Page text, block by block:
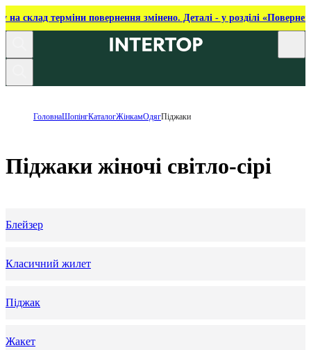
на склад терміни повернення змінено. Деталі - у розділі
ГоловнаШопінгКаталогЖінкамОдягПіджаки
Піджаки жіночі світло-сірі
Блейзер
Класичний жилет
Піджак
Жакет